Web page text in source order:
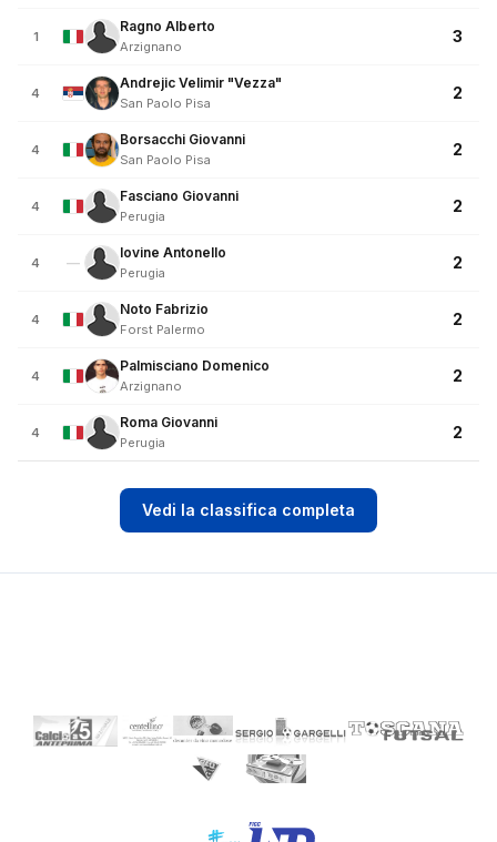
1
Ragno Alberto
Arzignano
3
4
Andrejic Velimir "Vezza"
San Paolo Pisa
2
4
Borsacchi Giovanni
San Paolo Pisa
2
4
Fasciano Giovanni
Perugia
2
4 —
Iovine Antonello
Perugia
2
4
Noto Fabrizio
Forst Palermo
2
4
Palmisciano Domenico
Arzignano
2
4
Roma Giovanni
Perugia
2
Vedi la classifica completa